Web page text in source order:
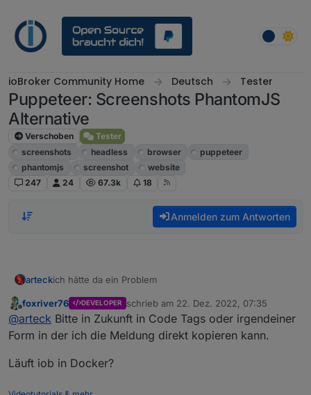
ioBroker Community Home Deutsch Tester
Puppeteer: Screenshots PhantomJS
Alternative
Verschoben
Tester
screenshots
headless browser
puppeteer
phantomjs
screenshot
website
247
24 67.3k 18
Anmelden zum Antworten
arteckich hätte da ein Problem
direkt frisch installiert
Offline
foxriver76 DEVELOPER schrieb am 22. Dez. 2022, 07:35
zuletzt editiert von
@arteck Bitte in Zukunft in Code Tags oder irgendeiner
Form in der ich die Meldung direkt kopieren kann.
Läuft iob in Docker?